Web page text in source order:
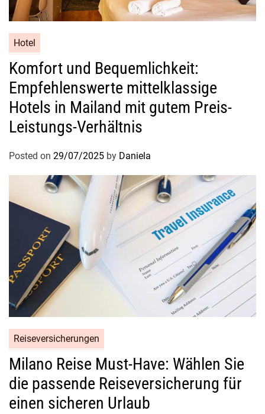
Hotel
Komfort und Bequemlichkeit:
Empfehlenswerte mittelklassige
Hotels in Mailand mit gutem Preis-
Leistungs-Verhältnis
Posted on 29/07/2025 by Daniela
Reiseversicherungen
Milano Reise Must-Have: Wählen Sie
die passende Reiseversicherung für
einen sicheren Urlaub